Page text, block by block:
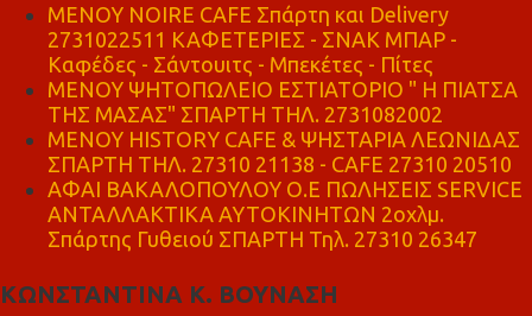
MENOY NOIRE CAFE Σπάρτη και Delivery
2731022511 ΚΑΦΕΤΕΡΙΕΣ - ΣΝΑΚ ΜΠΑΡ -
Καφέδες - Σάντουιτς - Μπεκέτες - Πίτες
ΜΕΝΟΥ ΨΗΤΟΠΩΛΕΙΟ ΕΣΤΙΑΤΟΡΙΟ " Η ΠΙΑΤΣΑ
ΤΗΣ ΜΑΣΑΣ" ΣΠΑΡΤΗ ΤΗΛ. 2731082002
ΜΕΝΟΥ HISTORY CAFE & ΨΗΣΤΑΡΙΑ ΛΕΩΝΙΔΑΣ
ΣΠΑΡΤΗ ΤΗΛ. 27310 21138 - CAFE 27310 20510
ΑΦΑΙ ΒΑΚΑΛΟΠΟΥΛΟΥ Ο.Ε ΠΩΛΗΣΕΙΣ SERVICE
ΑΝΤΑΛΛΑΚΤΙΚΑ ΑΥΤΟΚΙΝΗΤΩΝ 2οχλμ.
Σπάρτης Γυθειού ΣΠΑΡΤΗ Τηλ. 27310 26347
ΚΩΝΣΤΑΝΤΙΝΑ Κ. ΒΟΥΝΑΣΗ